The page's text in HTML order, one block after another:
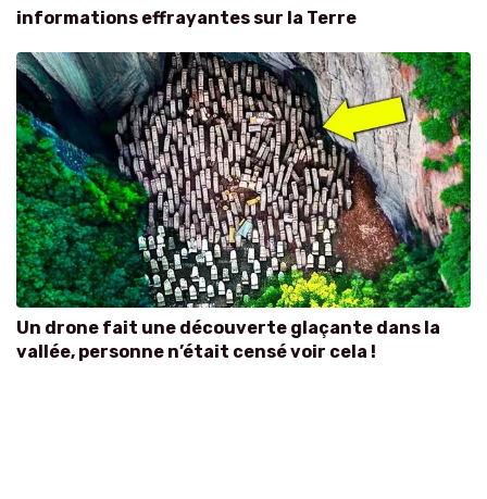
informations effrayantes sur la Terre
Un drone fait une découverte glaçante dans la
vallée, personne n’était censé voir cela !